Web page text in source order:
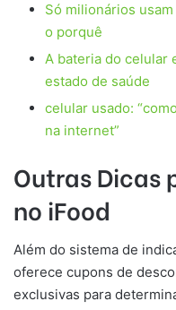
Só milionários
o porquê
A bateria do celular
estado de saúde
celular usado:
na internet”
Outras Dicas
no iFood
Além do sistema de
oferece cupons de
exclusivas para